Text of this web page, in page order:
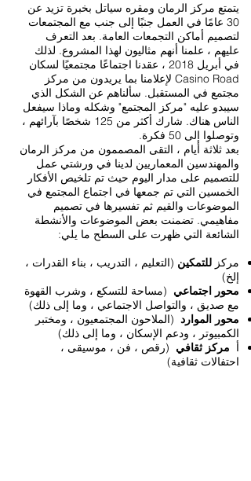
يتمتع مركز الرمان ومقره سياتل بخبرة تزيد عن
30 عامًا في العمل جنبًا إلى جنب مع المجتمعات
لتصميم أماكن التجمعات العامة. بعد التعرف
عليهم ، علمنا أنهم مثاليون لهذا المشروع. لذلك
في أبريل 2018 ، عقدنا اجتماعًا مجتمعيًا لسكان
Casino Road لإعلامنا بما يريدون من مركز
مجتمع في المستقبل. سألناهم عن الشكل الذي
سيبدو عليه "مركز المجتمع" وشكله وماذا سيفعل
الناس هناك. شارك أكثر من 125 شخصًا بآرائهم ،
وتوصلوا إلى 50 فكرة.
بعد ثلاثة أيام ، التقى المصممون من مركز الرمان
والمهندسين المعماريين لدينا في ورشتي عمل
للتصميم على مدار اليوم حيث تم تلخيص الأفكار
الخمسين التي تم جمعها في اجتماع المجتمع في
الموضوعات والقيم ثم تفسيرها في تصميم
مفاهيمي. تضمنت بعض الموضوعات والأنشطة
الشائعة التي ظهرت على السطح ما يلي:
مركز للتمكين (التعليم ، التدريب ، بناء القدرات ،
إلخ)
محور اجتماعي (مساحة للتسكع ، وشرب القهوة
مع صديق ، والتواصل الاجتماعي ، وما إلى ذلك)
محور الموارد (الملاحون المجتمعيون ، ومختبر
الكمبيوتر ، ودعم الإسكان ، وما إلى ذلك)
أ مركز ثقافي (رقص ، فن ، موسيقى ،
احتفالات ثقافية)